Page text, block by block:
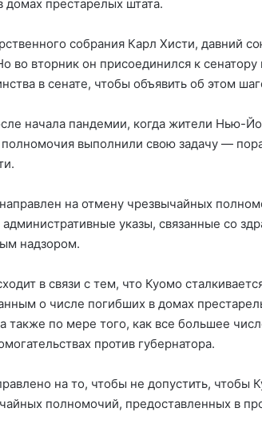
домах престарелых штата.
собрания Карл Хисти, давний
во вторник он присоединился к
в сенате, чтобы объявить об этом
начала пандемии, когда жители Нью-
выполнили свою задачу —
на отмену чрезвычайных
указы, связанные со
надзором.
в связи с тем, что Куомо
о числе погибших в домах
также по мере того, как все большее
против губернатора.
на то, чтобы не допустить, чтобы
полномочий, предоставленных в